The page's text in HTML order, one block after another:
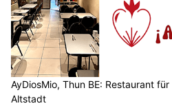
AyDiosMio, Thun BE: Restaurant
Altstadt